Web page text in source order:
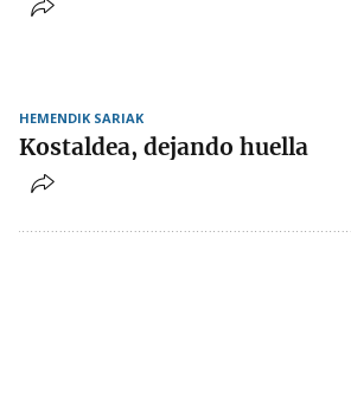
HEMENDIK SARIAK
Kostaldea, dejando huella